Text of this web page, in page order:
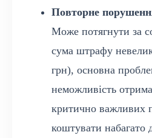
Повторне
Може потягнути за
сума штрафу
грн), основна
неможливість
критично важливих
коштувати набагато